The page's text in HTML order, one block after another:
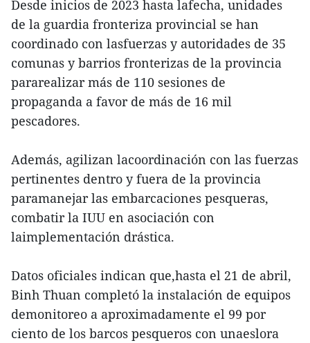
Desde inicios de 2023 hasta lafecha, unidades
de la guardia fronteriza provincial se han
coordinado con lasfuerzas y autoridades de 35
comunas y barrios fronterizas de la provincia
pararealizar más de 110 sesiones de
propaganda a favor de más de 16 mil
pescadores.
Además, agilizan lacoordinación con las fuerzas
pertinentes dentro y fuera de la provincia
paramanejar las embarcaciones pesqueras,
combatir la IUU en asociación con
laimplementación drástica.
Datos oficiales indican que,hasta el 21 de abril,
Binh Thuan completó la instalación de equipos
demonitoreo a aproximadamente el 99 por
ciento de los barcos pesqueros con unaeslora